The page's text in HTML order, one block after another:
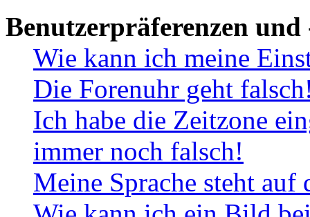
Benutzerpräferenzen und
Wie kann ich meine
Die Forenuhr geht
Ich habe die Zeitzone
immer noch falsch!
Meine Sprache steht